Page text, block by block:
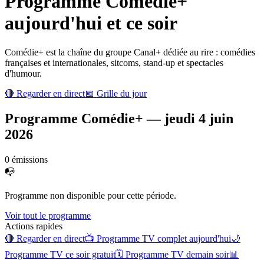
aujourd'hui et ce soir
Comédie+ est la chaîne du groupe Canal+ dédiée au rire : comédies
françaises et internationales, sitcoms, stand-up et spectacles
d'humour.
🔴 Regarder en direct📅 Grille du jour
Programme Comédie+ — jeudi 4 juin
2026
0 émissions
📭
Programme non disponible pour cette période.
Voir tout le programme
Actions rapides
🔴 Regarder en direct📺 Programme TV complet aujourd'hui🌙
Programme TV ce soir gratuit🗓 Programme TV demain soir📊